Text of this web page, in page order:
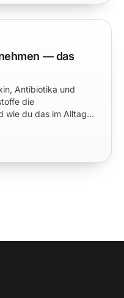
— das
Antibiotika und
die
wie du das im Alltag